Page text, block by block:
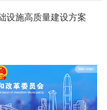
设施高质量建设方案